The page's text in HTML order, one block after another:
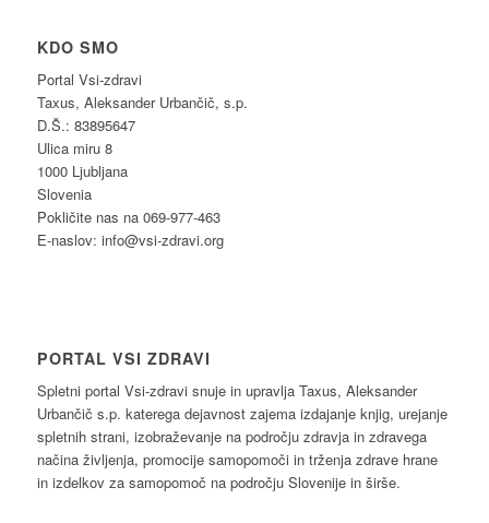
KDO SMO
Portal Vsi-zdravi
Taxus, Aleksander Urbančič, s.p.
D.Š.: 83895647
Ulica miru 8
1000 Ljubljana
Slovenia
Pokličite nas na 069-977-463
E-naslov: info@vsi-zdravi.org
PORTAL VSI ZDRAVI
Spletni portal Vsi-zdravi snuje in upravlja Taxus, Aleksander
Urbančič s.p. katerega dejavnost zajema izdajanje knjig, urejanje
spletnih strani, izobraževanje na področju zdravja in zdravega
načina življenja, promocije samopomoči in trženja zdrave hrane
in izdelkov za samopomoč na področju Slovenije in širše.